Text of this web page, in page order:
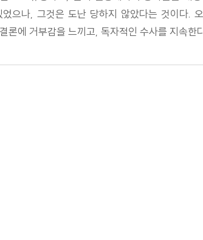
으나, 그것은 도난 당하지 않았다는 것이다.
론에 거부감을 느끼고, 독자적인 수사를 지속한